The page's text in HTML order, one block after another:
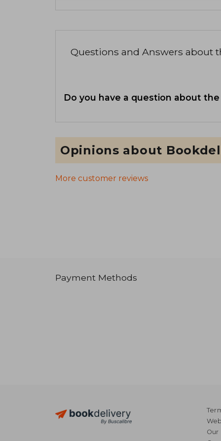
Questions and Answers about
Do you have a question about
Opinions about
More customer reviews
Payment Methods
Our